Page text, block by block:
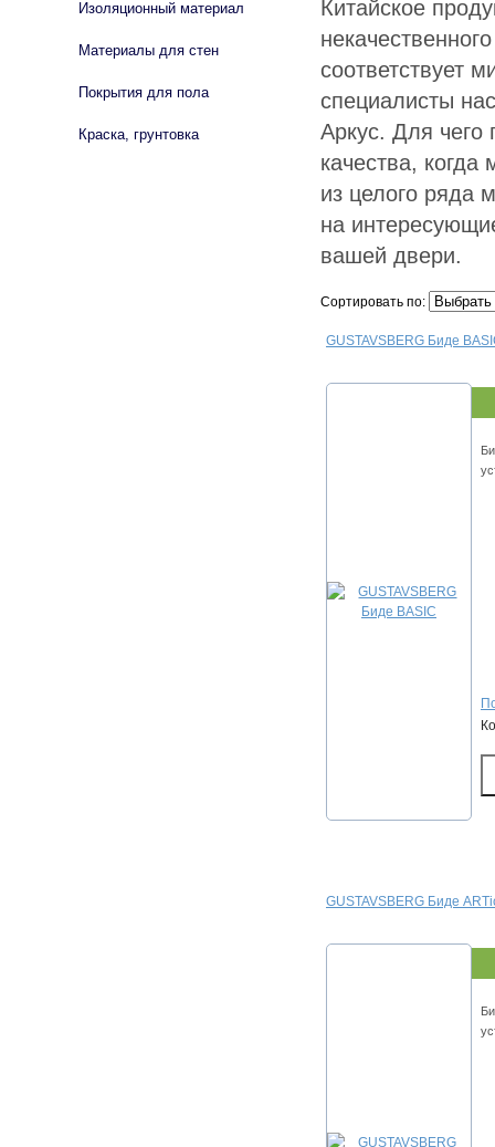
Китайское
соответствует
специалисты
Аркус. Для чего
качества,
из целого ряда
на
вашей двери.
Сортировать по:
GUSTAVSBERG Биде
GUSTAVSBERG Биде
Изоляционный материал
Материалы для стен
Покрытия для пола
Краска, грунтовка